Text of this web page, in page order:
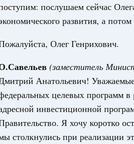
послушаем сейчас
развития, а
Олег Генрихович.
(заместитель
Анатольевич!
целевых программ
инвестиционной
Я хочу коротко
столкнулись при реализации